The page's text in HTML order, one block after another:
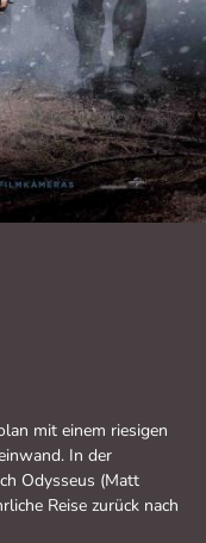
mit einem riesigen
In der
Odysseus (Matt
Reise zurück nach